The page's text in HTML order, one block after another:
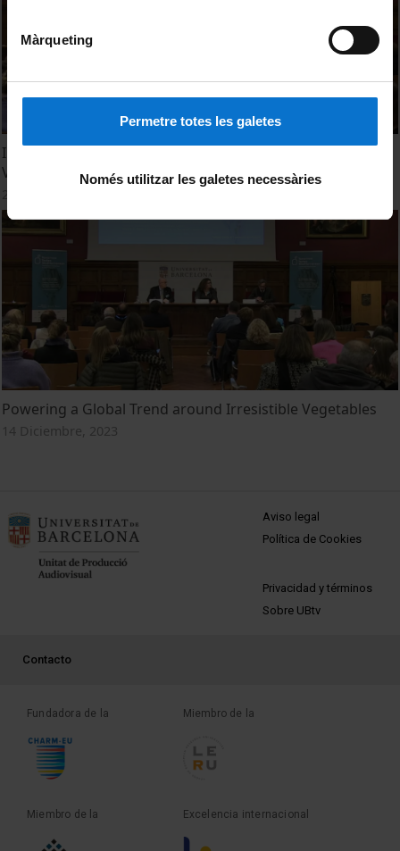
Màrqueting
Permetre totes les galetes
Només utilitzar les galetes necessàries
Impulsando una Tendencia Mundial en Torno a las
Verduras Irresistibles
Powering a Global Trend around Irresistible Vegetables
14 Diciembre, 2023
MENÚ PEU 1
Aviso legal
Política de Cookies
PEU 2
Privacidad y términos
Sobre UBtv
PEU 3
Contacto
Fundadora de la Miembro de la
Miembro de la Excelencia internacional